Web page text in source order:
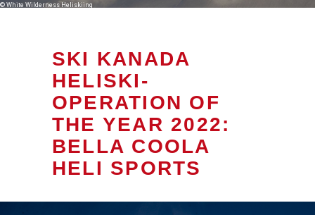
© White Wilderness Heliskiing
SKI KANADA
HELISKI-
OPERATION OF
THE YEAR 2022:
BELLA COOLA
HELI SPORTS